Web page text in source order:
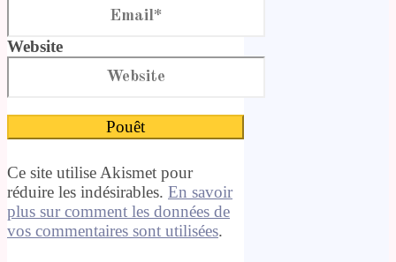
Website
Ce site utilise Akismet pour
réduire les indésirables. En savoir
plus sur comment les données de
vos commentaires sont utilisées.